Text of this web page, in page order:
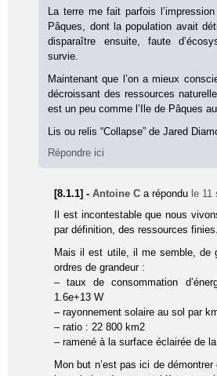
La terre me fait parfois
Pâques, dont la population avait
disparaître ensuite, faute
survie.
Maintenant que l’on a mieux
décroissant des ressources
est un peu comme l’Ile de Pâques
Lis ou relis “Collapse” de Jared
Répondre ici
[8.1.1] -Antoine C a répondu le 11
Il est incontestable que nous
par définition, des ressources finies.
Mais il est utile, il me semble, de
ordres de grandeur :
– taux de consommation
1.6e+13 W
– rayonnement solaire au sol par
– ratio : 22 800 km2
– ramené à la surface éclairée de
Mon but n’est pas ici de démontrer